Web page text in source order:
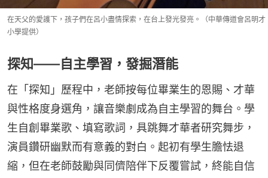
在天父的愛護下，孩子們在呂小盡情探索，在台上發光發亮。（中華傳道會呂明才
小學提供）
探知——自主學習，發掘潛能
在「探知」歷程中，老師按每位畢業生的恩賜、才華
與性格度身選角，讓音樂劇成為自主學習的舞台。學
生自創畢業歌、填寫歌詞，具跳舞才華者研究舞步，
演員鑽研幽默而有意義的對白。起初有學生膽怯退
縮，但在老師鼓勵與同儕陪伴下反覆嘗試，終能自信